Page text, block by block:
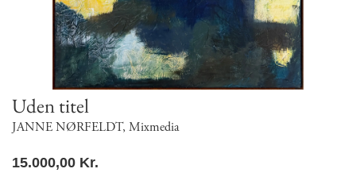
Uden titel
JANNE NØRFELDT, Mixmedia
15.000,00 Kr.